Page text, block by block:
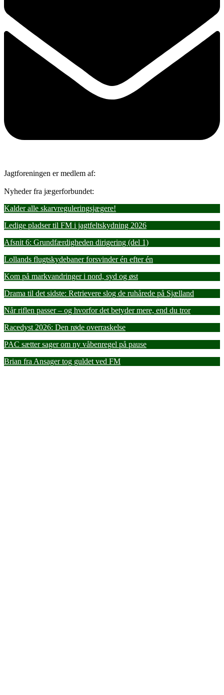
Jagtforeningen er medlem af:
Nyheder fra jægerforbundet:
Kalder alle skarvreguleringsjægere!
Ledige pladser til FM i jagtfeltskydning 2026
Afsnit 6: Grundfærdigheden dirigering (del 1)
Lollands flugtskydebaner forsvinder én efter én
Kom på markvandringer i nord, syd og øst
Drama til det sidste: Retrievere slog de ruhårede på Sjælland
Når riflen passer – og hvorfor det betyder mere, end du tror
Racedyst 2026: Den røde overraskelse
PAC sætter sager om ny våbenregel på pause
Brian fra Ansager tog guldet ved FM